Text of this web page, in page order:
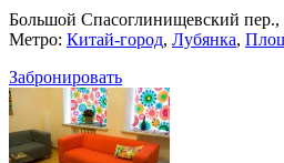
Большой Спасоглинищевский пер.,
Метро: Китай-город, Лубянка,
Забронировать